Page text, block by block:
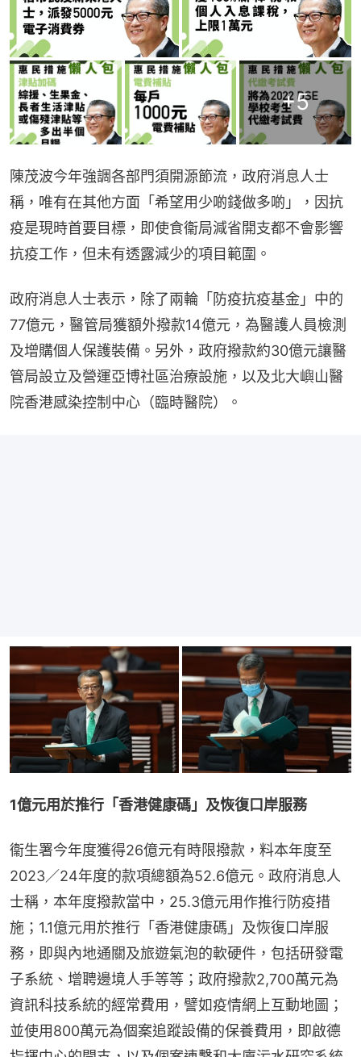
+5
陳茂波今年強調各部門須開源節流，政府消息人士
稱，唯有在其他方面「希望用少啲錢做多啲」，因抗
疫是現時首要目標，即使食衞局減省開支都不會影響
抗疫工作，但未有透露減少的項目範圍。
政府消息人士表示，除了兩輪「防疫抗疫基金」中的
77億元，醫管局獲額外撥款14億元，為醫護人員檢測
及增購個人保護裝備。另外，政府撥款約30億元讓醫
管局設立及營運亞博社區治療設施，以及北大嶼山醫
院香港感染控制中心（臨時醫院）。
1億元用於推行「香港健康碼」及恢復口岸服務
衞生署今年度獲得26億元有時限撥款，料本年度至
2023／24年度的款項總額為52.6億元。政府消息人
士稱，本年度撥款當中，25.3億元用作推行防疫措
施；1.1億元用於推行「香港健康碼」及恢復口岸服
務，即與內地通關及旅遊氣泡的軟硬件，包括研發電
子系統、增聘邊境人手等等；政府撥款2,700萬元為
資訊科技系統的經常費用，譬如疫情網上互動地圖；
並使用800萬元為個案追蹤設備的保養費用，即啟德